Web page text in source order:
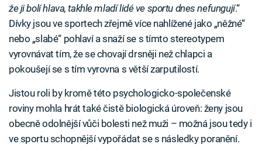
že ji bolí hlava, takhle mladí lidé ve sportu dnes nefungují.“
Dívky jsou ve sportech zřejmě více nahlížené jako „něžné“
nebo „slabé“ pohlaví a snaží se s tímto stereotypem
vyrovnávat tím, že se chovají drsněji než chlapci a
pokoušejí se s tím vyrovna s větší zarputilostí.
Jistou roli by kromě této psychologicko-společenské
roviny mohla hrát také čistě biologická úroveň: ženy jsou
obecně odolnější vůči bolesti než muži – možná jsou tedy i
ve sportu schopnější vypořádat se s následky poranění.